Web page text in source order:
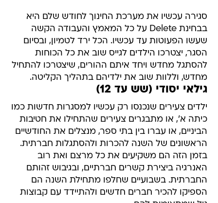
סגירה עכשיו את מערכת החינוך לחודש שלם היא
בבחינת Delete על כל המאמץ והעבודה הקשה
שעשו הפעוטות עד עכשיו. הכל ירד לטמיון, ובסיום
הסגר, יצטרכו הילדים לגייס שוב את כל הכוחות
להסתגל מחדש ויחד איתם ההורים, שיצטרכו להתחיל
מחדש, וללוות שוב את ילדיהם בתהליך הקליטה.
גילאי יסודי (שש עד 12)
ילדים צעירים שנכנסו רק עכשיו למסגרות חדשות כמו
כיתה א', או מתבגרים צעירים שהתחילו את חטיבות
הביניים, או עברו בין בתי ספר, מנצלים את החודשיים
הראשונים של השנה להכרות ולהסתגלות חברתית.
בזמן הזה הם משקיעים את כל מרצם ואת רוב
האנרגיה ביצירת קשרים חברתיים, ובגיבוש זהותם
החברתית. בשבועיים שחלפו מתחילת השנה הם
הספיקו להכיר חברים חדשים ולהתיידד עם קבוצות